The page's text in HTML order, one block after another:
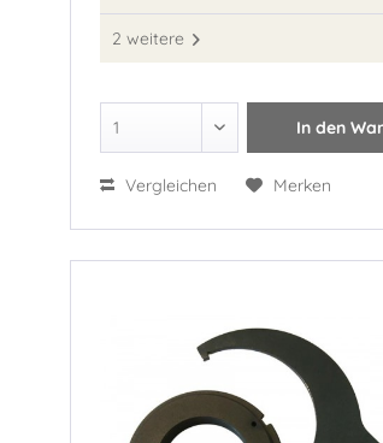
2 weitere
In den
Vergleichen Merken